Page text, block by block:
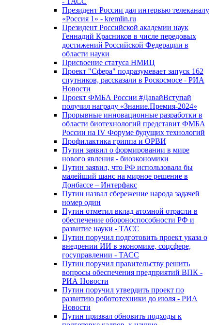
Президент России дал интервью телеканалу
«Россия 1» - kremlin.ru
Президент Российской академии наук
Геннадий Красников в числе передовых
достижений Российской Федерации в
области науки
Присвоение статуса НМИЦ
Проект "Сфера" подразумевает запуск 162
спутников, рассказали в Роскосмосе - РИА
Новости
Проект ФМБА России #ДавайВступай
получил награду «Знание.Премия-2024»
Прорывные инновационные разработки в
области биотехнологий представит ФМБА
России на IV Форуме будущих технологий
Профилактика гриппа и ОРВИ
Путин заявил о формировании в мире
нового явления - биоэкономики
Путин заявил, что РФ использовала бы
малейший шанс на мирное решение в
Донбассе – Интерфакс
Путин назвал сбережение народа задачей
номер один
Путин отметил вклад атомной отрасли в
обеспечение обороноспособности РФ и
развитие науки - ТАСС
Путин поручил подготовить проект указа о
внедрении ИИ в экономике, соцсфере,
госуправлении - ТАСС
Путин поручил правительству решить
вопросы обеспечения предприятий ВПК -
РИА Новости
Путин поручил утвердить проект по
развитию робототехники до июля - РИА
Новости
Путин призвал обновить подходы к